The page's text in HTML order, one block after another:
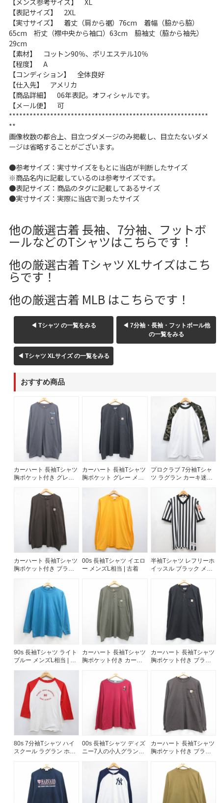
ご利用案内
お客様の声
レビュー1万件突破
お気に入りリスト
会員登録
メルマガ登録
会社概要
店舗一覧
特定商取引法に基づく表示
プライバシーポリシー
お問い合わせ
【表記サイズ】 2XL
【実寸サイズ】 着丈（肩から裾）76cm 着幅（脇から脇）
65cm 裄丈（襟中央から袖口）63cm 脇袖丈（脇から袖先）
29cm
【素材】 コットン90％、ポリエステル10％
【程度】 A
【コンディション】 全体良好
【仕入先】 アメリカ
【商品詳細】 06年表記。オフィシャルです。
【メール便】 可
**********************************************************
**
画像枚数の都合上、目立つダメージのみ掲載し、目立たないダメ
ージは省略することがございます。
●参考サイズ：実寸サイズをもとに当店が判断したサイズ
※商品名内に記載しているのは参考サイズです。
●表記サイズ：商品のタグに記載してあるサイズ
●実寸サイズ：実際に当店で測ったサイズ
他の厳選古着 長袖、7分袖、フットボ
ールなどのTシャツはこちらです！
他の厳選古着 Tシャツ XLサイズはこち
らです！
他の厳選古着 MLB はこちらです！
◀ Tシャツ の一覧をみる
◀ 7分袖・長袖・フットボール他
の一覧をみる
◀ Tシャツ XLサイズ の一覧をみる
おすすめ商品
カーハート 長袖Tシャツ
胸ポケット付き グレー
カーハート 長袖Tシャツ
胸ポケット グレー メン
プロクラブ 7分袖Tシャ
ツ ラグラン カーキ迷彩
カーハート 長袖Tシャツ
胸ポケット付き ブラウ
00s 長袖Tシャツ イエロ
ー メンズL相当 | 古着
半袖Tシャツ レフリーホ
イッスル ブラック メン
90s 長袖Tシャツ ライト
ブルー メンズL相当 | 古
カーハート 長袖Tシャツ
胸ポケット付き カーキ
カーハート 長袖Tシャツ
胸ポケット付き ブラッ
80s 7分袖Tシャツ ハイ
スクール ラグラン ホワ
00s 長袖Tシャツ ディズ
ニー7人の小人グランピ
XL相当 | 古着
カーハート 長袖Tシャツ
胸ポケット付き ブラウ